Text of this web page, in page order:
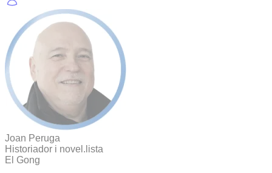
Joan Peruga
Historiador i novel.lista
El Gong